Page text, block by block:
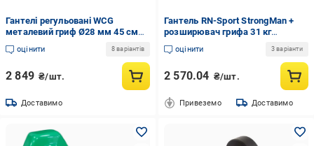
Гантелі регульовані WCG
металевий гриф Ø28 мм 45 см
диски Ø30 мм пара 2х28 кг
оцінити 8 варіантів
2 849 ₴/шт.
Доставимо
Гантель RN-Sport StrongMan +
розширювач грифа 31 кг
(strman_30_best367)
оцінити 3 варіанти
2 570.04 ₴/шт.
Привеземо Доставимо